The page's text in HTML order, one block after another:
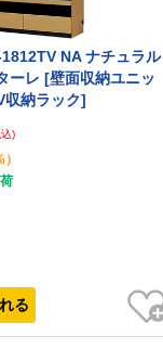
NA ナチュラル
ーレ [壁面収納ユニッ
収納ラック]
)
る
お気に入り